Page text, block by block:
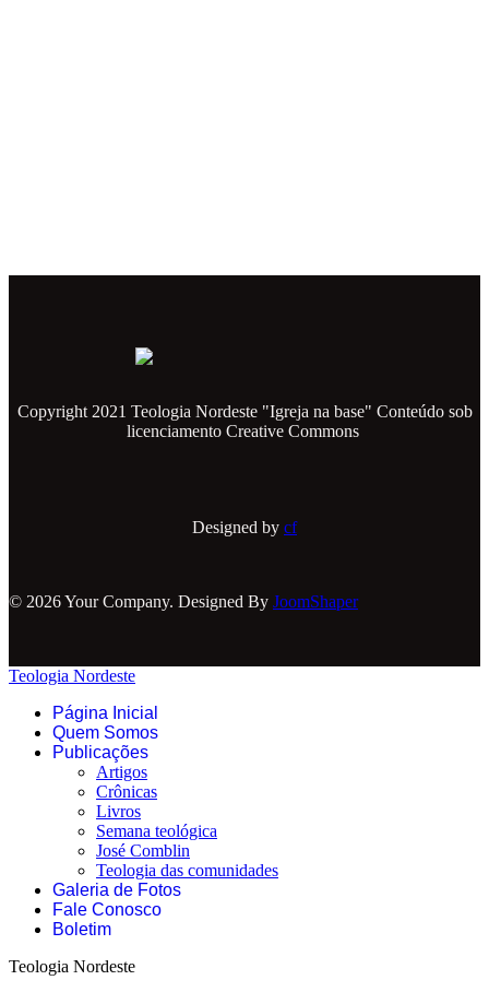
Copyright 2021 Teologia Nordeste "Igreja na base" Conteúdo sob
licenciamento Creative Commons
Designed by cf
© 2026 Your Company. Designed By JoomShaper
Teologia Nordeste
Página Inicial
Quem Somos
Publicações
Artigos
Crônicas
Livros
Semana teológica
José Comblin
Teologia das comunidades
Galeria de Fotos
Fale Conosco
Boletim
Teologia Nordeste